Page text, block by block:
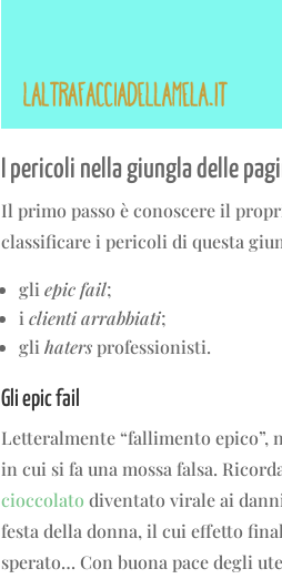
I pericoli nella giungla delle
Il primo passo è conoscere il
classificare i pericoli di questa
gli epic fail;
i clienti arrabbiati;
gli hatersprofessionisti.
Gli epic fail
Letteralmente “fallimento
in cui si fa una mossa falsa.
cioccolato diventato virale ai
festa della donna, il cui effetto
sperato… Con buona pace degli